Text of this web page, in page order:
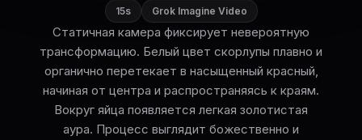
15s Grok Imagine Video
Статичная камера фиксирует невероятную
трансформацию. Белый цвет скорлупы плавно и
органично перетекает в насыщенный красный,
начиная от центра и распространяясь к краям.
Вокруг яйца появляется легкая золотистая
аура. Процесс выглядит божественно и